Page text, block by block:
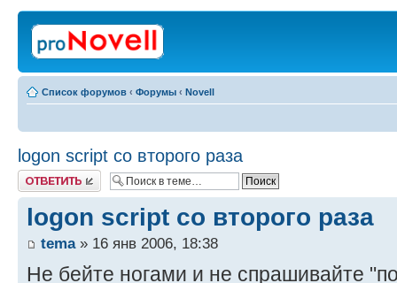
Список форумов ‹ Форумы ‹ Novell
logon script со второго раза
Ответить
logon script со второго раза
tema» 16 янв 2006, 18:38
Не бейте ногами и не спрашивайте